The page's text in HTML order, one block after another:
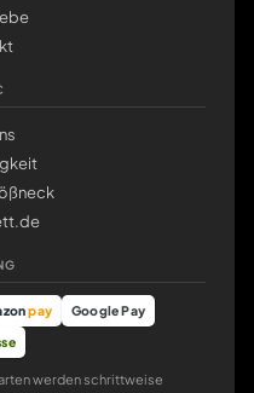
pay
Google Pay
werden schrittweise